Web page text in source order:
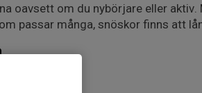
oavsett om du nybörjare eller
passar många, snöskor finns att